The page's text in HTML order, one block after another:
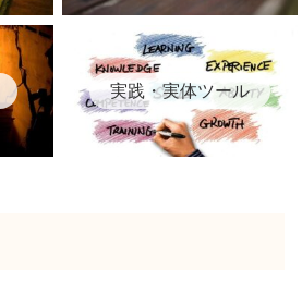
実践・実体ツール